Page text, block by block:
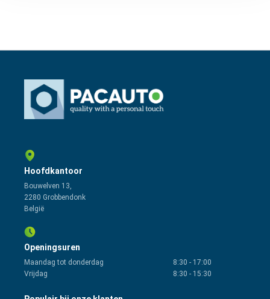
Hoofdkantoor
Bouwelven 13,
2280 Grobbendonk
België
Openingsuren
Maandag tot donderdag 8:30 - 17:00
Vrijdag
8:30 - 15:30